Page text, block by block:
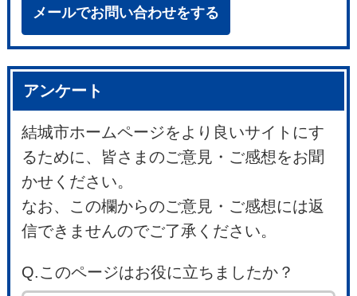
メールでお問い合わせをする
アンケート
結城市ホームページをより良いサイトにす
るために、皆さまのご意見・ご感想をお聞
かせください。
なお、この欄からのご意見・ご感想には返
信できませんのでご了承ください。
Q.このページはお役に立ちましたか？